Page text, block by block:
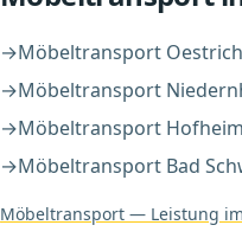
→Möbeltransport
→Möbeltransport
→Möbeltransport
→Möbeltransport Bad
Möbeltransport — Leistung